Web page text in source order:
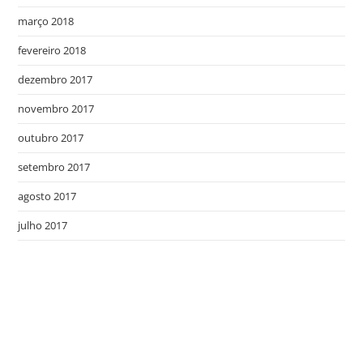
março 2018
fevereiro 2018
dezembro 2017
novembro 2017
outubro 2017
setembro 2017
agosto 2017
julho 2017